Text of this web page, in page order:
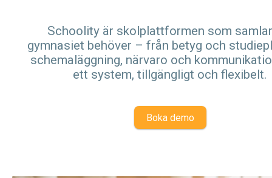
Schoolity är skolplattformen som
gymnasiet behöver – från betyg och
schemaläggning, närvaro och
ett system, tillgängligt och flexibelt.
Boka demo